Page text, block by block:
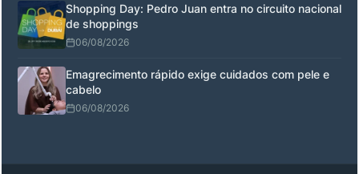
Shopping Day: Pedro Juan entra no circuito nacional
de shoppings
06/08/2026
Emagrecimento rápido exige cuidados com pele e
cabelo
06/08/2026